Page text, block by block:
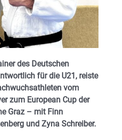
des Deutschen
für die U21, reiste
vom
zum European Cup der
Graz – mit Finn
und Zyna Schreiber.